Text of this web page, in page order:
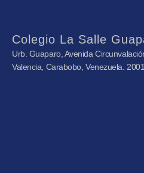
Colegio La Salle
Urb. Guaparo, Avenida
Valencia, Carabobo, Venezuela. 2001.